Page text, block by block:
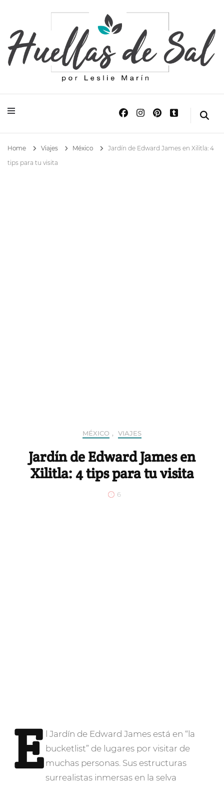
Huellas de Sal
Home Viajes México
Jardín de Edward James en Xilitla: 4
tips para tu visita
MÉXICO , VIAJES
Jardín de Edward James en
Xilitla: 4 tips para tu visita
6
E l Jardín de Edward James está en “la
bucketlist” de lugares por visitar de
muchas personas. Sus estructuras
surrealistas inmersas en la selva